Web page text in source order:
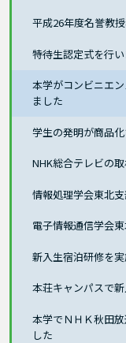
平成26年度名誉教
特待生認定式を行
本学がコンビニエ
ました
学生の発明が商品
NHK総合テレビの
情報処理学会東北
電子情報通信学会
新入生宿泊研修を実
本荘キャンパスで
本学でＮＨＫ秋田
した